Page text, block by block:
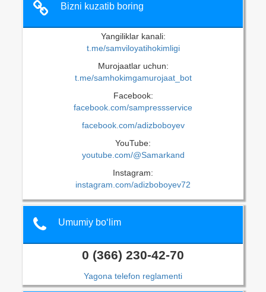
Bizni kuzatib boring
Yangiliklar kanali:
t.me/samviloyatihokimligi
Murojaatlar uchun:
t.me/samhokimgamurojaat_bot
Facebook:
facebook.com/sampressservice
facebook.com/adizboboyev
YouTube:
youtube.com/@Samarkand
Instagram:
instagram.com/adizboboyev72
Umumiy bo‘lim
0 (366) 230-42-70
Yagona telefon reglamenti